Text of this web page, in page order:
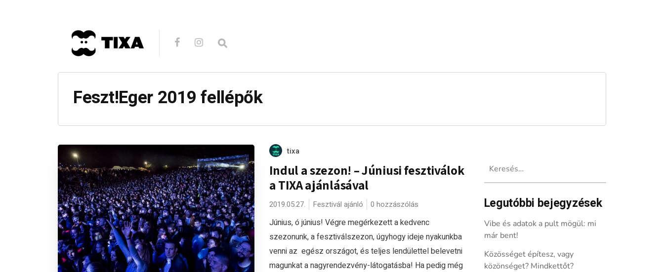
Feszt!Eger 2019 fellépők
tixa
Indul a szezon! – Júniusi fesztiválok
a TIXA ajánlásával
2019.05.27. Fesztivál ajánló 0 hozzászólás
Június, ó június! Végre megérkezett a kedvenc
szezonunk, a fesztiválszezon, úgyhogy ideje nyakunkba
venni az egész országot, és teljes lendülettel belevetni
magunkat a nagyrendezvény-látogatásba! Ha pedig még
Legutóbbi bejegyzések
Vibe és adatok a pult mögül: mi
már bent!
Közösséget építesz, vagy
közönséget? Mindkettőt?